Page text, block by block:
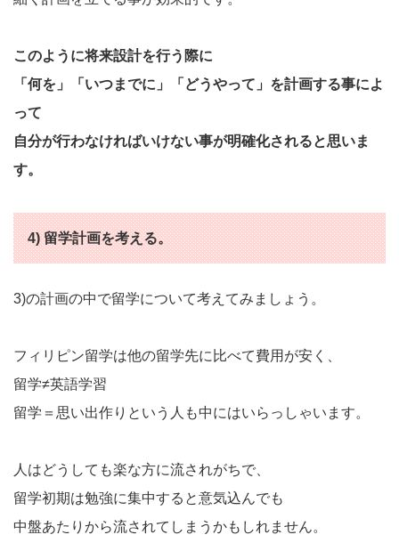
このように将来設計を行う際に
「何を」「いつまでに」「どうやって」を計画する事によ
って
自分が行わなければいけない事が明確化されると思いま
す。
4) 留学計画を考える。
3)の計画の中で留学について考えてみましょう。
フィリピン留学は他の留学先に比べて費用が安く、
留学≠英語学習
留学＝思い出作りという人も中にはいらっしゃいます。
人はどうしても楽な方に流されがちで、
留学初期は勉強に集中すると意気込んでも
中盤あたりから流されてしまうかもしれません。